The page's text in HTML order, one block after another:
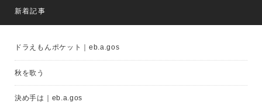
新着記事
ドラえもんポケット｜eb.a.gos
秋を歌う
決め手は｜eb.a.gos